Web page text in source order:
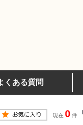
くある質問
現在 0 件